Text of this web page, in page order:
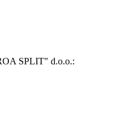
SPLIT" d.o.o.: